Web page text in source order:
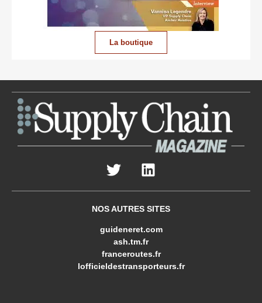
La boutique
NOS AUTRES SITES
guideneret.com
ash.tm.fr
franceroutes.fr
lofficieldestransporteurs.fr